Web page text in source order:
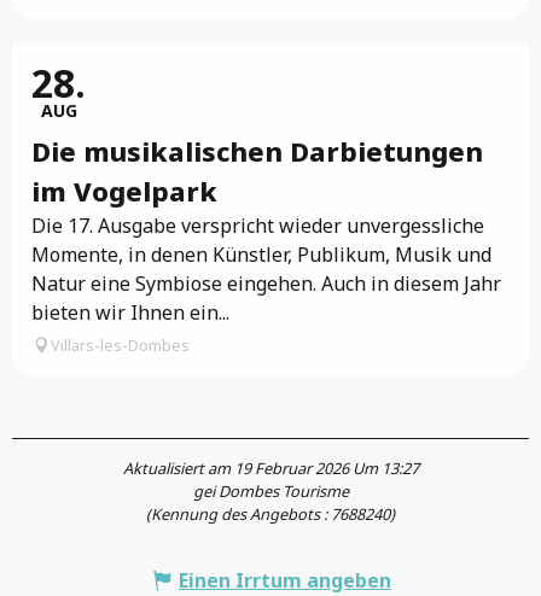
28.
AUG
Die musikalischen Darbietungen
im Vogelpark
Die 17. Ausgabe verspricht wieder unvergessliche
Momente, in denen Künstler, Publikum, Musik und
Natur eine Symbiose eingehen. Auch in diesem Jahr
bieten wir Ihnen ein...
Villars-les-Dombes
Aktualisiert am 19 Februar 2026 Um 13:27
gei Dombes Tourisme
(Kennung des Angebots : 7688240)
Einen Irrtum angeben